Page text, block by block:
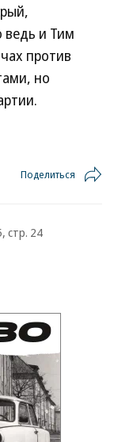
ведь и Тим
против
но
Поделиться
стр. 24